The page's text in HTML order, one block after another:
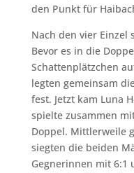
den Punkt für
Nach den vier Einzel
Bevor es in die
Schattenplätzchen
legten gemeinsam
fest. Jetzt kam Luna
spielte zusammen
Doppel. Mittlerweile
siegten die beiden
Gegnerinnen mit 6:1